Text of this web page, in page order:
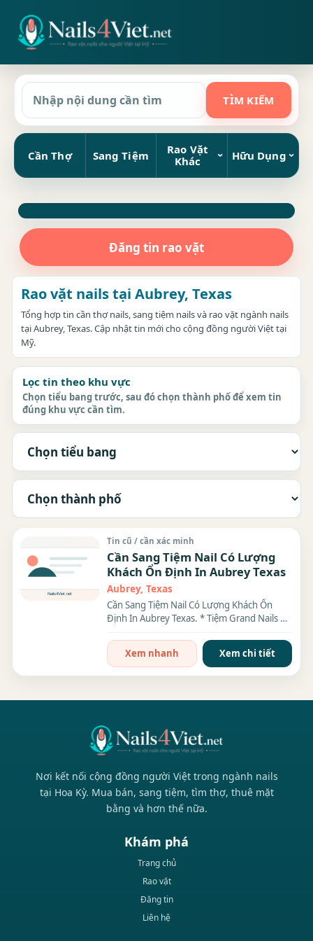
Cần Thợ Sang Tiệm
Rao Vặt
Khác
Hữu Dụng
Đăng tin rao vặt
Rao vặt nails tại Aubrey, Texas
Tổng hợp tin cần thợ nails, sang tiệm nails và rao vặt ngành nails
tại Aubrey, Texas. Cập nhật tin mới cho cộng đồng người Việt tại
Mỹ.
Lọc tin theo khu vực
Chọn tiểu bang trước, sau đó chọn thành phố để xem tin
đúng khu vực cần tìm.
Tin cũ / cần xác minh
Cần Sang Tiệm Nail Có Lượng
Khách Ổn Định In Aubrey Texas
Aubrey, Texas
Cần Sang Tiệm Nail Có Lượng Khách Ổn
Định In Aubrey Texas. * Tiệm Grand Nails &
Xem nhanh
Xem chi tiết
Nơi kết nối cộng đồng người Việt trong ngành nails
tại Hoa Kỳ. Mua bán, sang tiệm, tìm thợ, thuê mặt
bằng và hơn thế nữa.
Khám phá
Trang chủ
Rao vặt
Đăng tin
Liên hệ